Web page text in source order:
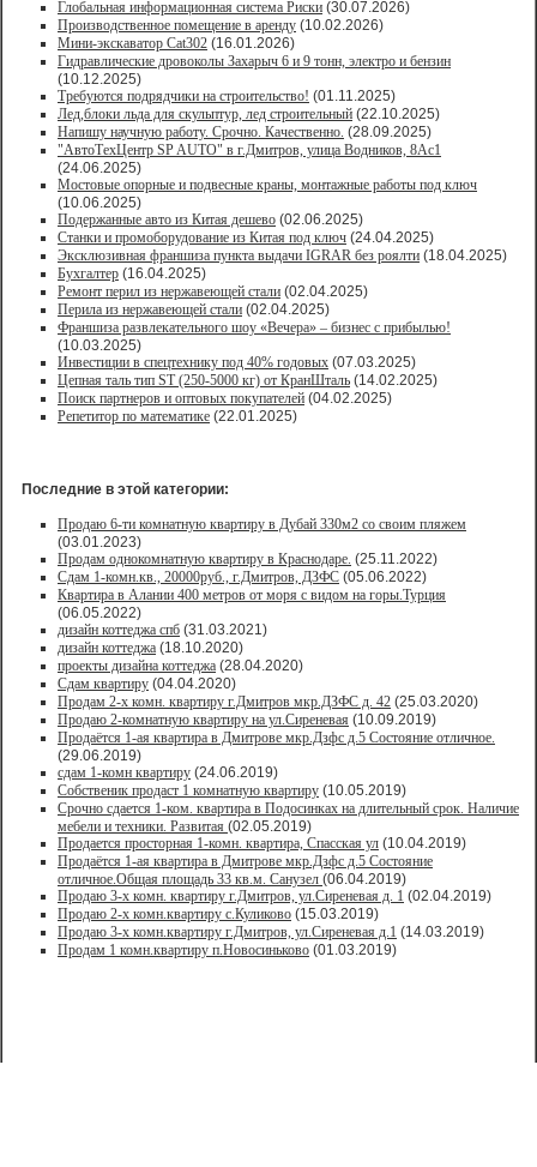
Глобальная информационная система Риски (30.07.2026)
Производственное помещение в аренду (10.02.2026)
Мини-экскаватор Cat302 (16.01.2026)
Гидравлические дровоколы Захарыч 6 и 9 тонн, электро и бензин
(10.12.2025)
Требуются подрядчики на строительство! (01.11.2025)
Лед,блоки льда для скульптур, лед строительный (22.10.2025)
Напишу научную работу. Срочно. Качественно. (28.09.2025)
"АвтоТехЦентр SP AUTO" в г.Дмитров, улица Водников, 8Ас1
(24.06.2025)
Мостовые опорные и подвесные краны, монтажные работы под ключ
(10.06.2025)
Подержанные авто из Китая дешево (02.06.2025)
Станки и промоборудование из Китая под ключ (24.04.2025)
Эксклюзивная франшиза пункта выдачи IGRAR без роялти (18.04.2025)
Бухгалтер (16.04.2025)
Ремонт перил из нержавеющей стали (02.04.2025)
Перила из нержавеющей стали (02.04.2025)
Франшиза развлекательного шоу «Вечера» – бизнес с прибылью!
(10.03.2025)
Инвестиции в спецтехнику под 40% годовых (07.03.2025)
Цепная таль тип ST (250-5000 кг) от КранШталь (14.02.2025)
Поиск партнеров и оптовых покупателей (04.02.2025)
Репетитор по математике (22.01.2025)
Последние в этой категории:
Продаю 6-ти комнатную квартиру в Дубай 330м2 со своим пляжем
(03.01.2023)
Продам однокомнатную квартиру в Краснодаре. (25.11.2022)
Сдам 1-комн.кв., 20000руб., г.Дмитров, ДЗФС (05.06.2022)
Квартира в Алании 400 метров от моря с видом на горы.Турция
(06.05.2022)
дизайн коттеджа спб (31.03.2021)
дизайн коттеджа (18.10.2020)
проекты дизайна коттеджа (28.04.2020)
Сдам квартиру (04.04.2020)
Продам 2-х комн. квартиру г.Дмитров мкр.ДЗФС д. 42 (25.03.2020)
Продаю 2-комнатную квартиру на ул.Сиреневая (10.09.2019)
Продаётся 1-ая квартира в Дмитрове мкр.Дзфс д.5 Состояние отличное.
(29.06.2019)
сдам 1-комн квартиру (24.06.2019)
Собственик продаст 1 комнатную квартиру (10.05.2019)
Срочно сдается 1-ком. квартира в Подосинках на длительный срок. Наличие
мебели и техники. Развитая (02.05.2019)
Продается просторная 1-комн. квартира, Спасская ул (10.04.2019)
Продаётся 1-ая квартира в Дмитрове мкр.Дзфс д.5 Состояние
отличное.Общая площадь 33 кв.м. Санузел (06.04.2019)
Продаю 3-х комн. квартиру г.Дмитров, ул.Сиреневая д. 1 (02.04.2019)
Продаю 2-х комн.квартиру с.Куликово (15.03.2019)
Продаю 3-х комн.квартиру г.Дмитров, ул.Сиреневая д.1 (14.03.2019)
Продам 1 комн.квартиру п.Новосиньково (01.03.2019)